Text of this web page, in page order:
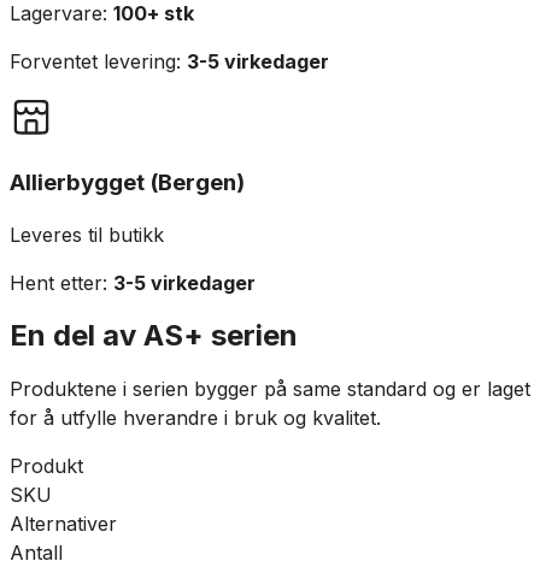
Lagervare: 100+ stk
Forventet levering: 3-5 virkedager
Allierbygget (Bergen)
Leveres til butikk
Hent etter: 3-5 virkedager
En del av AS+ serien
Produktene i serien bygger på same standard og er laget
for å utfylle hverandre i bruk og kvalitet.
Produkt
SKU
Alternativer
Antall